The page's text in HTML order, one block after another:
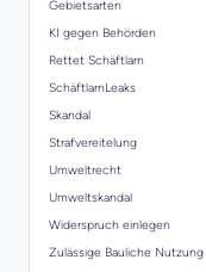
Gebietsarten
KI gegen Behörden
Rettet Schäftlarn
SchäftlarnLeaks
Skandal
Strafvereitelung
Umweltrecht
Umweltskandal
Widerspruch einlegen
Zulässige Bauliche Nutzung